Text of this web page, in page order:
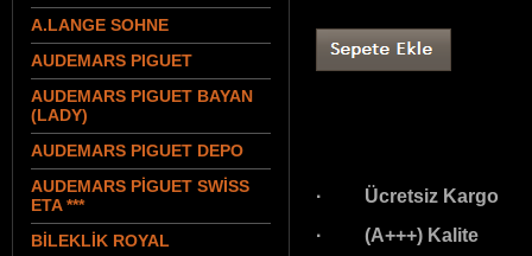
A.LANGE SOHNE
AUDEMARS PIGUET
AUDEMARS PIGUET BAYAN
(LADY)
AUDEMARS PIGUET DEPO
AUDEMARS PİGUET SWİSS
ETA ***
BİLEKLİK ROYAL
· Ücretsiz Kargo
· (A+++) Kalite